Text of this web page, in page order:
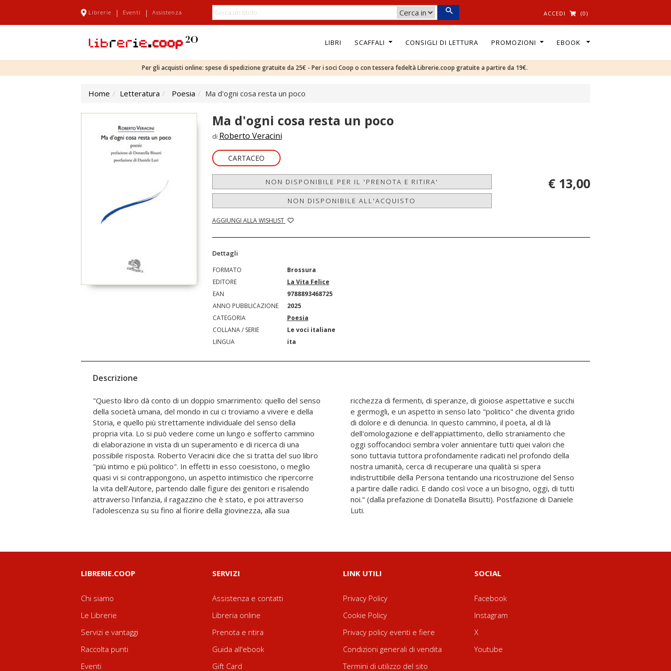
Librerie | Eventi | Assistenza ACCEDI (0)
LIBRI SCAFFALI CONSIGLI DI LETTURA PROMOZIONI EBOOK
Per gli acquisti online: spese di spedizione gratuite da 25€ - Per i soci Coop o con tessera fedeltà Librerie.coop gratuite a partire da 19€.
Home Letteratura Poesia Ma d'ogni cosa resta un poco
Ma d'ogni cosa resta un poco
di Roberto Veracini
CARTACEO
NON DISPONIBILE PER IL 'PRENOTA E RITIRA'
NON DISPONIBILE ALL'ACQUISTO
AGGIUNGI ALLA WISHLIST
€ 13,00
Dettagli
FORMATO
Brossura
EDITORE
La Vita Felice
EAN
9788893468725
ANNO PUBBLICAZIONE
2025
CATEGORIA
Poesia
COLLANA / SERIE
Le voci italiane
LINGUA
ita
Descrizione
"Questo libro dà conto di un doppio smarrimento: quello del senso
della società umana, del mondo in cui ci troviamo a vivere e della
Storia, e quello più strettamente individuale del senso della
propria vita. Lo si può vedere come un lungo e sofferto cammino
di elaborazione in vista di un superamento e di ricerca di una
possibile risposta. Roberto Veracini dice che si tratta del suo libro
"più intimo e più politico". In effetti in esso coesistono, o meglio
quasi vi si contrappongono, un aspetto intimistico che ripercorre
la vita dell'Autore, partendo dalle figure dei genitori e risalendo
attraverso l'infanzia, il ragazzino che è stato, e poi attraverso
l'adolescenza su su fino al fiorire della giovinezza, alla sua
ricchezza di fermenti, di speranze, di gioiose aspettative e succhi
e germogli, e un aspetto in senso lato "politico" che diventa grido
di dolore e di denuncia. In questo cammino, il poeta, al di là
dell'omologazione e dell'appiattimento, dello straniamento che
oggi soffocandoci sembra voler annientare tutti quei valori che
sono tuttavia tuttora profondamente radicati nel profondo della
nostra umanità, cerca di recuperare una qualità si spera
indistruttibile della Persona tentando una ricostruzione del Senso
a partire dalle radici. E dando così voce a un bisogno, oggi, di tutti
noi." (dalla prefazione di Donatella Bisutti). Postfazione di Daniele
Luti.
LIBRERIE.COOP
Chi siamo
Le Librerie
Servizi e vantaggi
Raccolta punti
Eventi
SERVIZI
Assistenza e contatti
Libreria online
Prenota e ritira
Guida all'ebook
Gift Card
LINK UTILI
Privacy Policy
Cookie Policy
Privacy policy eventi e fiere
Condizioni generali di vendita
Termini di utilizzo del sito
SOCIAL
Facebook
Instagram
X
Youtube